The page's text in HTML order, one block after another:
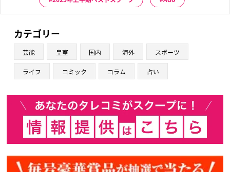
カテゴリー
芸能 皇室 国内 海外 スポーツ
ライフ コミック コラム 占い